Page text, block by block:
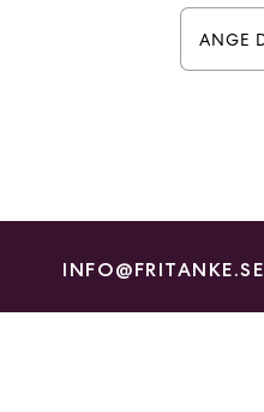
INFO@FRITANKE.SE